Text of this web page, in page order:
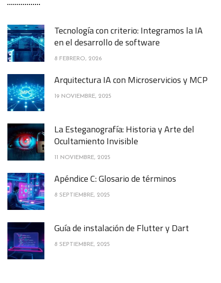
Tecnología con criterio: Integramos la IA
en el desarrollo de software
8 FEBRERO, 2026
Arquitectura IA con Microservicios y MCP
19 NOVIEMBRE, 2025
La Esteganografía: Historia y Arte del
Ocultamiento Invisible
11 NOVIEMBRE, 2025
Apéndice C: Glosario de términos
8 SEPTIEMBRE, 2025
Guía de instalación de Flutter y Dart
8 SEPTIEMBRE, 2025